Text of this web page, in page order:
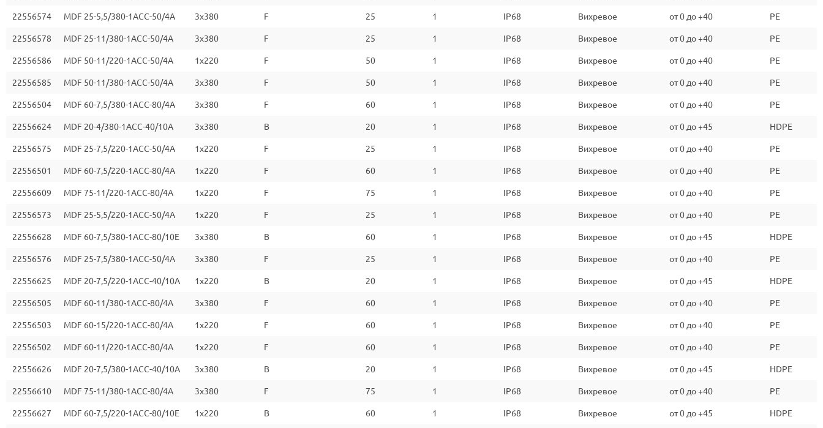
22556574 MDF 25-5,5/380-1ACC-50/4A 3х380 F 25 1 IP68 Вихревое от 0 до +40 PE
22556578 MDF 25-11/380-1ACC-50/4A 3х380 F 25 1 IP68 Вихревое от 0 до +40 PE
22556586 MDF 50-11/220-1ACC-50/4A 1x220 F 50 1 IP68 Вихревое от 0 до +40 PE
22556585 MDF 50-11/380-1ACC-50/4A 3х380 F 50 1 IP68 Вихревое от 0 до +40 PE
22556504 MDF 60-7,5/380-1ACC-80/4A 3х380 F 60 1 IP68 Вихревое от 0 до +40 PE
22556624 MDF 20-4/380-1ACC-40/10A 3х380 B 20 1 IP68 Вихревое от 0 до +45 HDPE
22556575 MDF 25-7,5/220-1ACC-50/4A 1x220 F 25 1 IP68 Вихревое от 0 до +40 PE
22556501 MDF 60-7,5/220-1ACC-80/4A 1x220 F 60 1 IP68 Вихревое от 0 до +40 PE
22556609 MDF 75-11/220-1ACC-80/4A 1x220 F 75 1 IP68 Вихревое от 0 до +40 PE
22556573 MDF 25-5,5/220-1ACC-50/4A 1x220 F 25 1 IP68 Вихревое от 0 до +40 PE
22556628 MDF 60-7,5/380-1ACC-80/10E 3х380 B 60 1 IP68 Вихревое от 0 до +45 HDPE
22556576 MDF 25-7,5/380-1ACC-50/4A 3х380 F 25 1 IP68 Вихревое от 0 до +40 PE
22556625 MDF 20-7,5/220-1ACC-40/10A 1x220 B 20 1 IP68 Вихревое от 0 до +45 HDPE
22556505 MDF 60-11/380-1ACC-80/4A 3х380 F 60 1 IP68 Вихревое от 0 до +40 PE
22556503 MDF 60-15/220-1ACC-80/4A 1x220 F 60 1 IP68 Вихревое от 0 до +40 PE
22556502 MDF 60-11/220-1ACC-80/4A 1x220 F 60 1 IP68 Вихревое от 0 до +40 PE
22556626 MDF 20-7,5/380-1ACC-40/10A 3х380 B 20 1 IP68 Вихревое от 0 до +45 HDPE
22556610 MDF 75-11/380-1ACC-80/4A 3х380 F 75 1 IP68 Вихревое от 0 до +40 PE
22556627 MDF 60-7,5/220-1ACC-80/10E 1x220 B 60 1 IP68 Вихревое от 0 до +45 HDPE